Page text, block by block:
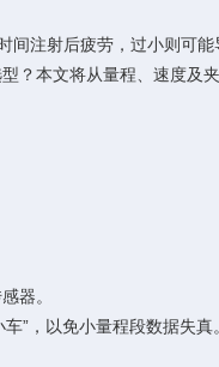
注射后疲劳，过小则可能
本文将从量程、速度及
器。
”，以免小量程段数据失真